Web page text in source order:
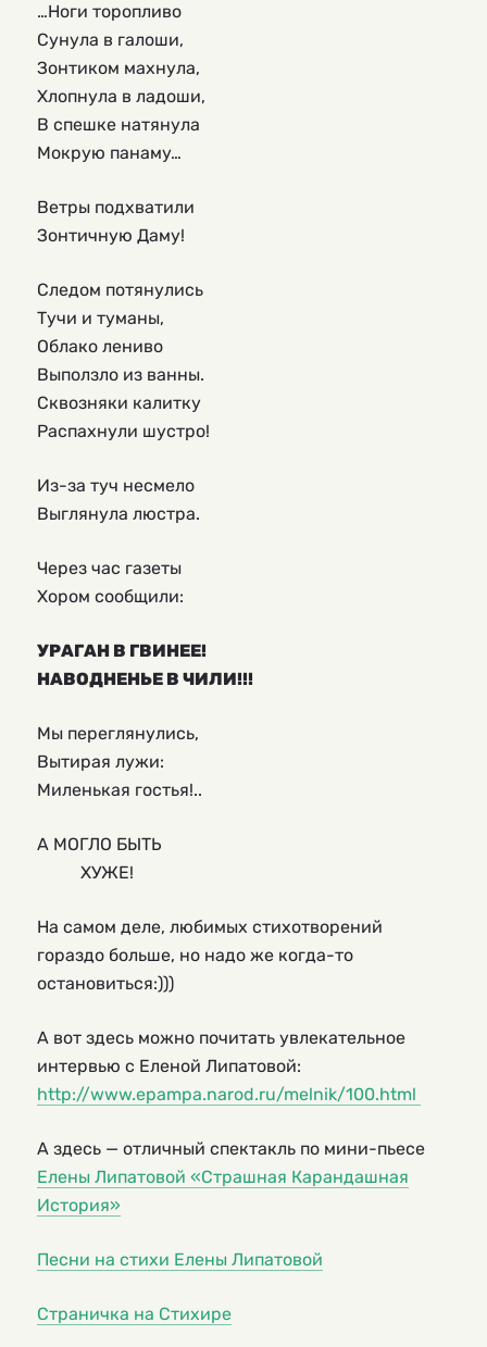
…Ноги торопливо
Сунула в галоши,
Зонтиком махнула,
Хлопнула в ладоши,
В спешке натянула
Мокрую панаму…
Ветры подхватили
Зонтичную Даму!
Следом потянулись
Тучи и туманы,
Облако лениво
Выползло из ванны.
Сквозняки калитку
Распахнули шустро!
Из-за туч несмело
Выглянула люстра.
Через час газеты
Хором сообщили:
УРАГАН В ГВИНЕЕ!
НАВОДНЕНЬЕ В ЧИЛИ!!!
Мы переглянулись,
Вытирая лужи:
Миленькая гостья!..
А МОГЛО БЫТЬ
ХУЖЕ!
На самом деле, любимых стихотворений
гораздо больше, но надо же когда-то
остановиться:)))
А вот здесь можно почитать увлекательное
интервью с Еленой Липатовой:
http://www.epampa.narod.ru/melnik/100.html
А здесь — отличный спектакль по мини-пьесе
Елены Липатовой «Страшная Карандашная
История»
Песни на стихи Елены Липатовой
Страничка на Стихире